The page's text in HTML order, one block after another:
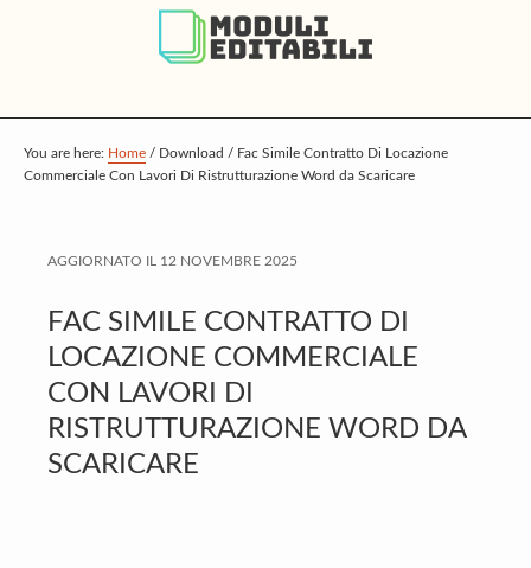
p
t
a
n
c
o
n
t
p
t
r
m
a
r
y
s
p
t
o
t
e
r
You are here: Home / Download / Fac Simile Contratto Di Locazione
Commerciale Con Lavori Di Ristrutturazione Word da Scaricare
AGGIORNATO IL 12 NOVEMBRE 2025
FAC SIMILE CONTRATTO DI
LOCAZIONE COMMERCIALE
CON LAVORI DI
RISTRUTTURAZIONE WORD DA
SCARICARE